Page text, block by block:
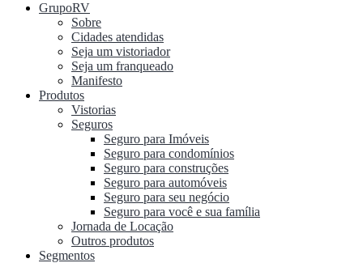
GrupoRV
Sobre
Cidades atendidas
Seja um vistoriador
Seja um franqueado
Manifesto
Produtos
Vistorias
Seguros
Seguro para Imóveis
Seguro para condomínios
Seguro para construções
Seguro para automóveis
Seguro para seu negócio
Seguro para você e sua família
Jornada de Locação
Outros produtos
Segmentos